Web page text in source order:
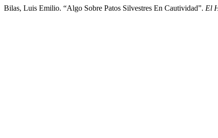
Bilas, Luis Emilio. “Algo Sobre Patos Silvestres En Cautividad”. El